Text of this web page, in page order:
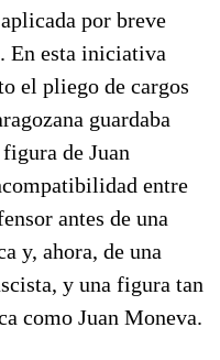
por breve
En esta iniciativa
el pliego de cargos
guardaba
de Juan
entre
antes de una
y, ahora, de una
y una figura tan
como Juan Moneva.